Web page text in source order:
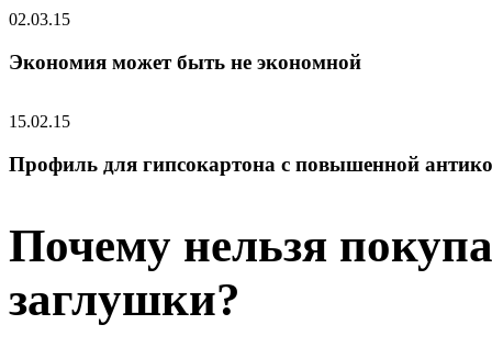
02.03.15
Экономия может быть не экономной
15.02.15
Профиль для гипсокартона с повышенной
Почему нельзя
заглушки?